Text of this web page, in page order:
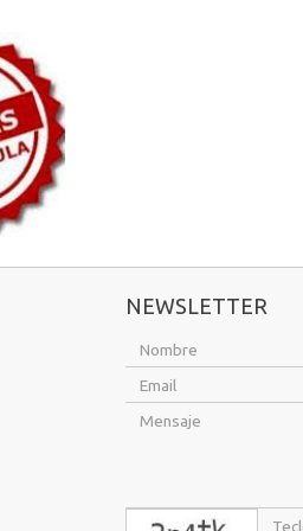
NEWSLETTER
captcha